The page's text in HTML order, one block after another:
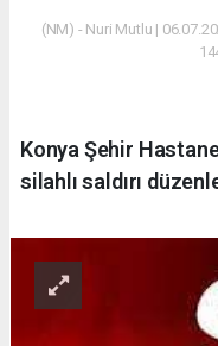
(NM) - Nuri Mutlu |
Konya Şehir
silahlı saldırı